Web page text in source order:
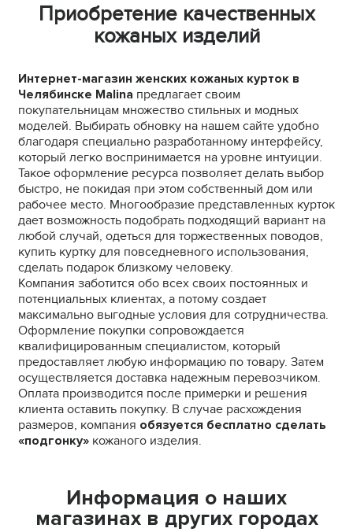
Приобретение качественных
кожаных изделий
Интернет-магазин женских кожаных курток в
Челябинске Malina предлагает своим
покупательницам множество стильных и модных
моделей. Выбирать обновку на нашем сайте удобно
благодаря специально разработанному интерфейсу,
который легко воспринимается на уровне интуиции.
Такое оформление ресурса позволяет делать выбор
быстро, не покидая при этом собственный дом или
рабочее место. Многообразие представленных курток
дает возможность подобрать подходящий вариант на
любой случай, одеться для торжественных поводов,
купить куртку для повседневного использования,
сделать подарок близкому человеку.
Компания заботится обо всех своих постоянных и
потенциальных клиентах, а потому создает
максимально выгодные условия для сотрудничества.
Оформление покупки сопровождается
квалифицированным специалистом, который
предоставляет любую информацию по товару. Затем
осуществляется доставка надежным перевозчиком.
Оплата производится после примерки и решения
клиента оставить покупку. В случае расхождения
размеров, компания обязуется бесплатно сделать
«подгонку» кожаного изделия.
Информация о наших
магазинах в других городах